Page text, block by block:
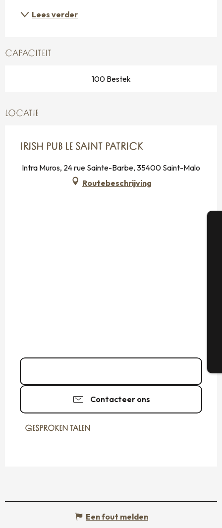
Lees verder
CAPACITEIT
100 Bestek
LOCATIE
IRISH PUB LE SAINT PATRICK
Intra Muros, 24 rue Sainte-Barbe, 35400 Saint-Malo
Routebeschrijving
Contacteer ons
GESPROKEN TALEN
GESPROKEN TALEN
Een fout melden